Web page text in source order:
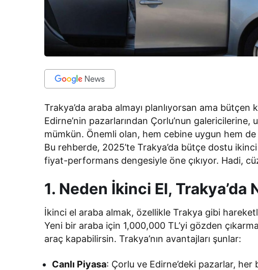
Trakya’da araba almayı planlıyorsan ama bütçen
Edirne’nin pazarlarından Çorlu’nun
mümkün. Önemli olan, hem cebine uygun hem de
Bu rehberde, 2025’te Trakya’da bütçe dostu
fiyat-performans dengesiyle öne çıkıyor. Hadi,
1. Neden İkinci El, Trakya’da
İkinci el araba almak, özellikle Trakya gibi
Yeni bir araba için 1,000,000 TL’yi gözden
araç kapabilirsin. Trakya’nın avantajları şunlar:
Canlı Piyasa: Çorlu ve Edirne’deki pazarlar,